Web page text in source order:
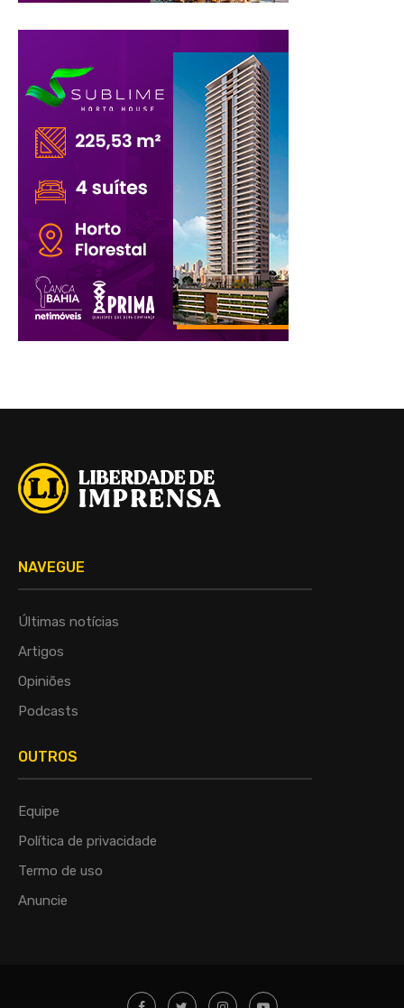
NAVEGUE
Últimas notícias
Artigos
Opiniões
Podcasts
OUTROS
Equipe
Política de privacidade
Termo de uso
Anuncie